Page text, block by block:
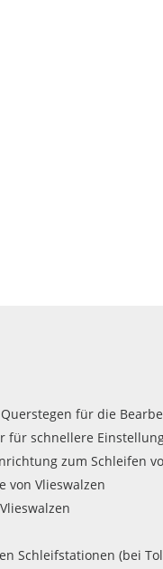
für die
für schnellere
zum Schleifen
von Vlieswalzen
Schleifstationen (bei